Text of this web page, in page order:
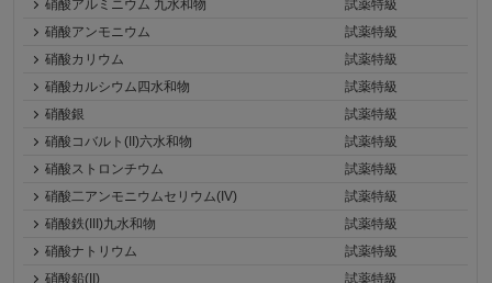
硝酸アルミニウム 九水和物
試薬特級
硝酸アンモニウム
試薬特級
硝酸カリウム
試薬特級
硝酸カルシウム四水和物
試薬特級
硝酸銀
試薬特級
硝酸コバルト(II)六水和物
試薬特級
硝酸ストロンチウム
試薬特級
硝酸二アンモニウムセリウム(IV)
試薬特級
硝酸鉄(III)九水和物
試薬特級
硝酸ナトリウム
試薬特級
硝酸鉛(II)
試薬特級